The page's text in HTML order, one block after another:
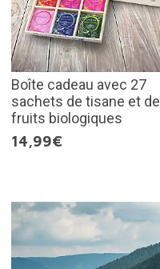
Boîte cadeau avec 27
sachets de tisane et de
fruits biologiques
14,99€